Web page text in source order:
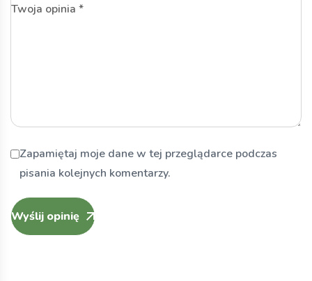
Zapamiętaj moje dane w tej przeglądarce podczas
pisania kolejnych komentarzy.
Wyślij opinię